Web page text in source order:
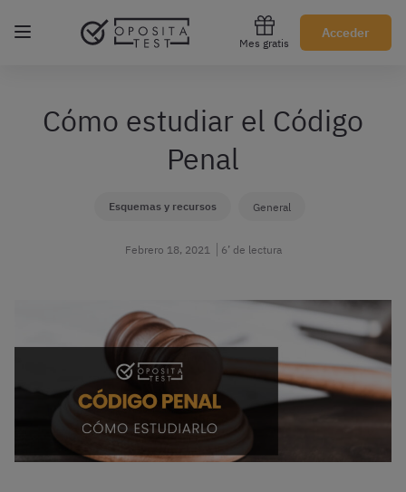
Mes gratis
Acceder
Regístrate gratis
Cómo estudiar el Código
Penal
Esquemas y recursos General
Febrero 18, 2021 6’ de lectura